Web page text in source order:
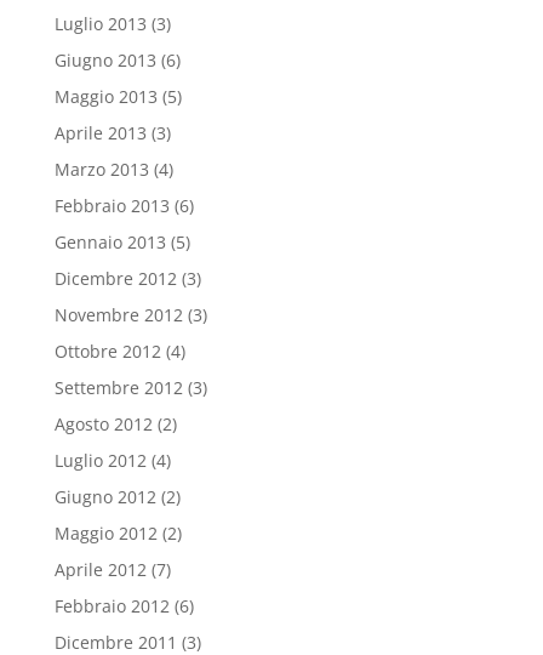
Luglio 2013 (3)
Giugno 2013 (6)
Maggio 2013 (5)
Aprile 2013 (3)
Marzo 2013 (4)
Febbraio 2013 (6)
Gennaio 2013 (5)
Dicembre 2012 (3)
Novembre 2012 (3)
Ottobre 2012 (4)
Settembre 2012 (3)
Agosto 2012 (2)
Luglio 2012 (4)
Giugno 2012 (2)
Maggio 2012 (2)
Aprile 2012 (7)
Febbraio 2012 (6)
Dicembre 2011 (3)